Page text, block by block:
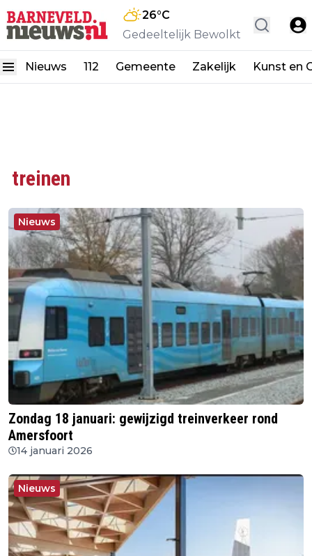
26°C
Gedeeltelijk Bewolkt
Nieuws 112 Gemeente Zakelijk Kunst en
treinen
Nieuws
Zondag 18 januari: gewijzigd treinverkeer rond
Amersfoort
14 januari 2026
Nieuws